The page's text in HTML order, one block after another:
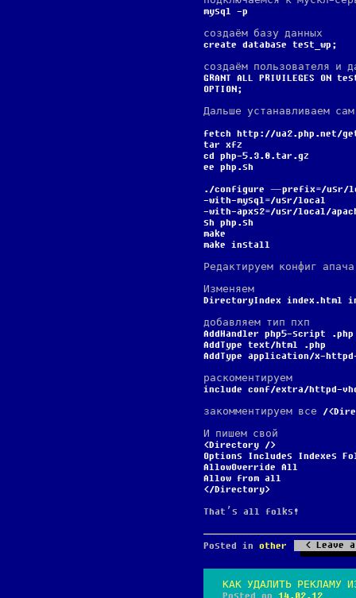
mysql -p
создаём базу данных
create database test_wp;
создаём пользователя и
GRANT ALL PRIVILEGES ON
OPTION;
Дальше устанавливаем
fetch http://ua2.php.net/
tar xfz
cd php-5.3.8.tar.gz
ee php.sh
./configure —prefix=/usr/
-with-mysql=/usr/local
-with-apxs2=/usr/local/
sh php.sh
make
make install
Редактируем конфиг апача
Изменяем
DirectoryIndex index.html
добавляем тип пхп
AddHandler php5-script .php
AddType text/html .php
AddType application/x-
раскоментируем
include conf/extra/httpd-
закомментируем все
И пишем свой
<Directory />
Options Includes Indexes
AllowOverride All
Allow from all
</Directory>
That’s all folks!
Posted in other Leave
КАК УДАЛИТЬ РЕКЛАМУ
Posted on 14.02.12